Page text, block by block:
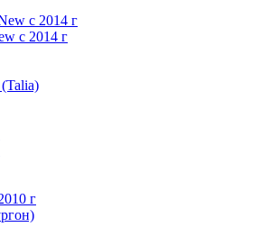
с 2014 г
с 2014 г
г